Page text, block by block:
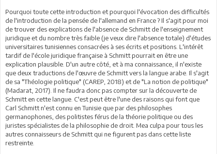
Pourquoi toute cette introduction et pourquoi l'évocation des difficultés
de l'introduction de la pensée de l'allemand en France ? Il s'agit pour moi
de trouver des explications de l'absence de Schmitt de l'enseignement
juridique et du nombre très faible (je veux dire l'absence totale) d'études
universitaires tunisiennes consacrées à ses écrits et positions. L'intérêt
tardif de l'école juridique française à Schmitt pourrait en être une
explication plausible. D'un autre côté, et à ma connaissance, il n'existe
que deux traductions de l'œuvre de Schmitt vers la langue arabe. Il s'agit
de sa "Théologie politique" (CAREP, 2018) et de "La notion de politique"
(Madarat, 2017). Il ne faudra donc pas compter sur la découverte de
Schmitt en cette langue. C'est peut être l'une des raisons qui font que
Carl Schmitt n'est connu en Tunisie que par des philosophes
germanophones, des politistes férus de la théorie politique ou des
juristes spécialistes de la philosophie de droit. Mea culpa pour tous les
autres connaisseurs de Schmitt qui ne figurent pas dans cette liste
restreinte.